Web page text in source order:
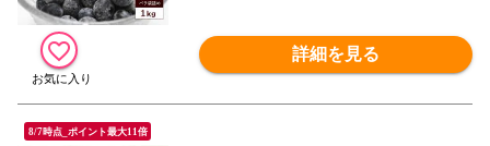
詳細を見る
8/7時点_ポイント最大11倍